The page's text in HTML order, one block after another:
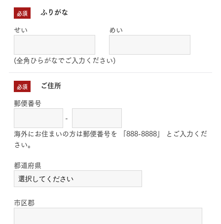
必須 ふりがな
せい めい
(全角ひらがなでご入力ください)
必須 ご住所
郵便番号
-
海外にお住まいの方は郵便番号を 「888-8888」 とご入力くだ
さい。
都道府県
市区郡